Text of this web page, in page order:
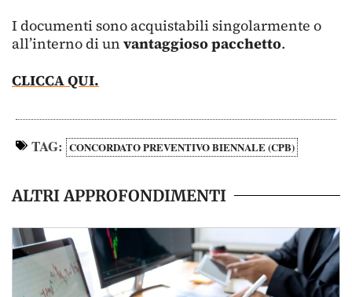
I documenti sono acquistabili singolarmente o
all’interno di un vantaggioso pacchetto.
CLICCA QUI.
TAG: CONCORDATO PREVENTIVO BIENNALE (CPB)
ALTRI APPROFONDIMENTI